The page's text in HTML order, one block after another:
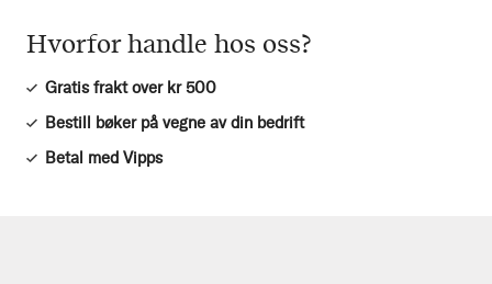
Hvorfor handle hos oss?
Gratis frakt over kr 500
Bestill bøker på vegne av din bedrift
Betal med Vipps